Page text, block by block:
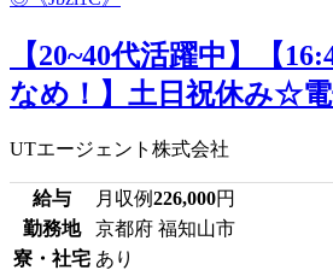
【20~40代活躍中】【
なめ！】土日祝休み☆電
UTエージェント株式会社
給与 月収例226,000円
勤務地
京都府 福知山市
寮・社宅 あり